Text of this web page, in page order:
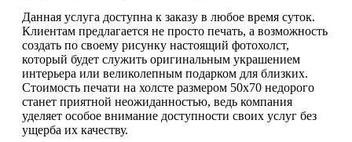
Данная услуга доступна к заказу в любое время суток.
Клиентам предлагается не просто печать, а возможность
создать по своему рисунку настоящий фотохолст,
который будет служить оригинальным украшением
интерьера или великолепным подарком для близких.
Стоимость печати на холсте размером 50х70 недорого
станет приятной неожиданностью, ведь компания
уделяет особое внимание доступности своих услуг без
ущерба их качеству.